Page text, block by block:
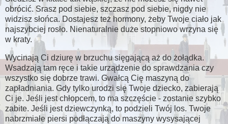
obrócić. Srasz pod siebie, szczasz pod siebie, nigdy nie
widzisz słońca. Dostajesz też hormony, żeby Twoje ciało jak
najszybciej rosło. Nienaturalnie duże stopniowo wrzyna się
w kraty.
Wycinają Ci dziurę w brzuchu sięgającą aż do żołądka.
Wsadzają tam ręce i takie urządzenie do sprawdzania czy
wszystko się dobrze trawi. Gwałcą Cię maszyną do
zapładniania. Gdy tylko urodzi się Twoje dziecko, zabierają
Ci je. Jeśli jest chłopcem, to ma szczęście - zostanie szybko
zabite. Jeśli jest dziewczynką, to podzieli Twój los. Twoje
nabrzmiałe piersi podłączają do maszyny wysysającej